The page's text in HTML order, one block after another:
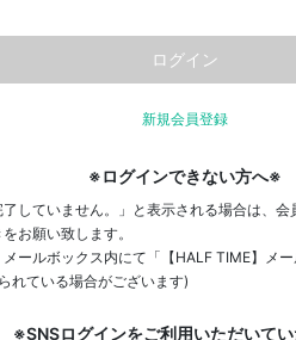
新規会員登録
※ログインできない方へ※
していません。」と表示される場合は、
お願い致します。
ールボックス内にて「【HALF TIME】メ
れている場合がございます)
※SNSログインをご利用いただいて